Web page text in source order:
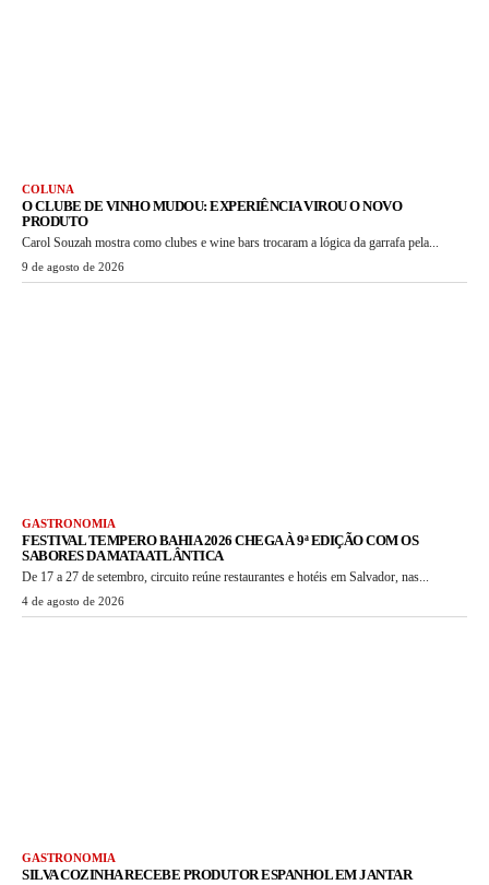
COLUNA
O CLUBE DE VINHO MUDOU: EXPERIÊNCIA VIROU O NOVO
PRODUTO
Carol Souzah mostra como clubes e wine bars trocaram a lógica da garrafa pela...
9 de agosto de 2026
GASTRONOMIA
FESTIVAL TEMPERO BAHIA 2026 CHEGA À 9ª EDIÇÃO COM OS
SABORES DA MATA ATLÂNTICA
De 17 a 27 de setembro, circuito reúne restaurantes e hotéis em Salvador, nas...
4 de agosto de 2026
GASTRONOMIA
SILVA COZINHA RECEBE PRODUTOR ESPANHOL EM JANTAR